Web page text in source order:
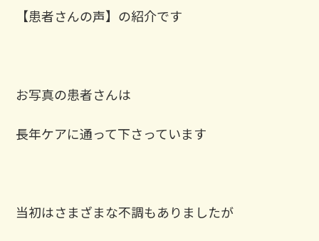
【患者さんの声】の紹介です
お写真の患者さんは
長年ケアに通って下さっています
当初はさまざまな不調もありましたが